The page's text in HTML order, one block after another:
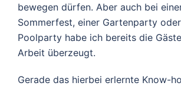
bewegen dürfen. Aber auch bei
Sommerfest, einer Gartenparty
Poolparty habe ich bereits die
Arbeit überzeugt.
Gerade das hierbei erlernte Know-